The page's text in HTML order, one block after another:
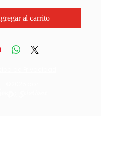
al carrito